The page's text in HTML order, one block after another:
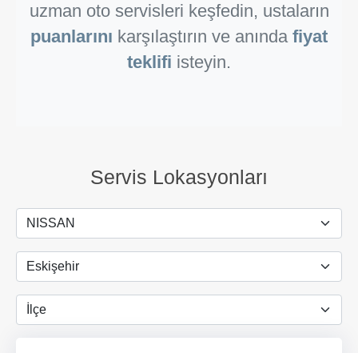
uzman oto servisleri keşfedin, ustaların
puanlarını karşılaştırın ve anında fiyat
teklifi isteyin.
Servis Lokasyonları